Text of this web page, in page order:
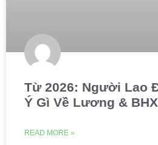
Từ 2026: Người Lao
Ý Gì Về Lương &
READ MORE »